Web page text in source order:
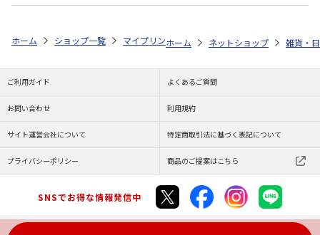
ホーム ショップ一覧 マイプリント カーステッカー【だれ猫<307>
ホーム ネットショップ 雑貨・
ご利用ガイド よくあるご質問
お問い合わせ 利用規約
サイト運営会社について 特定商取引法に基づく表記について
プライバシーポリシー 商品のご提案はこちら
SNSでお得な情報発信中